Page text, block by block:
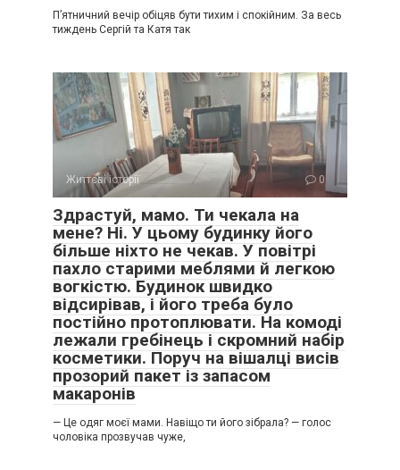
П’ятничний вечір обіцяв бути тихим і спокійним. За весь
тиждень Сергій та Катя так
Життєві історії 0
Здрастуй, мамо. Ти чекала на
мене? Ні. У цьому будинку його
більше ніхто не чекав. У повітрі
пахло старими меблями й легкою
вогкістю. Будинок швидко
відсирівав, і його треба було
постійно протоплювати. На комоді
лежали гребінець і скромний набір
косметики. Поруч на вішалці висів
прозорий пакет із запасом
макаронів
— Це одяг моєї мами. Навіщо ти його зібрала? — голос
чоловіка прозвучав чуже,